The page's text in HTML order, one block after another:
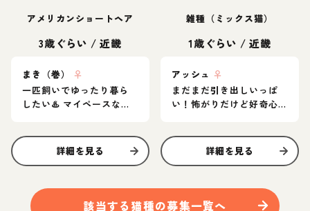
アメリカンショートヘア
3歳ぐらい /近畿
まき（巻）
♀
一匹飼いでゆったり暮ら
したい♨️ マイペースなア
詳細を見る
雑種（ミックス猫）
1歳ぐらい /近畿
アッシュ ♀
まだまだ引き出しいっぱ
い！怖がりだけど好奇心
詳細を見る
該当する 猫種の募集一覧へ